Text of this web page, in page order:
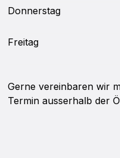
Donnerstag
Freitag
Gerne vereinbaren wir
Termin ausserhalb der